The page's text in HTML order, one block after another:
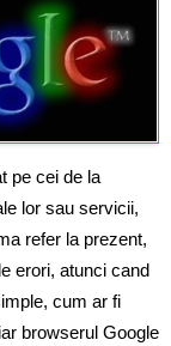
pe cei de la
lor sau servicii,
refer la prezent,
erori, atunci cand
cum ar fi
browserul Google